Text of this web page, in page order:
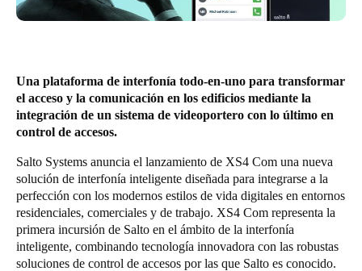
Una plataforma de interfonía todo-en-uno para transformar
el acceso y la comunicación en los edificios mediante la
integración de un sistema de videoportero con lo último en
control de accesos.
Salto Systems anuncia el lanzamiento de XS4 Com una nueva
solución de interfonía inteligente diseñada para integrarse a la
perfección con los modernos estilos de vida digitales en entornos
residenciales, comerciales y de trabajo. XS4 Com representa la
primera incursión de Salto en el ámbito de la interfonía
inteligente, combinando tecnología innovadora con las robustas
soluciones de control de accesos por las que Salto es conocido.